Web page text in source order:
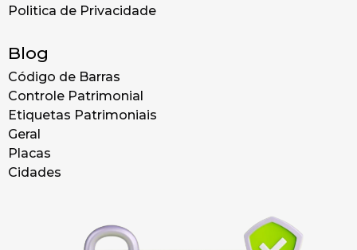
Politica de Privacidade
Blog
Código de Barras
Controle Patrimonial
Etiquetas Patrimoniais
Geral
Placas
Cidades